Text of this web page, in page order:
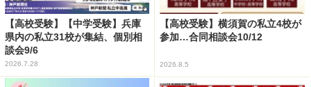
【高校受験】【中学受験】兵庫
県内の私立31校が集結、個別相
談会9/6
2026.7.28
【高校受験】横須賀の私立4校が
参加…合同相談会10/12
2026.8.5